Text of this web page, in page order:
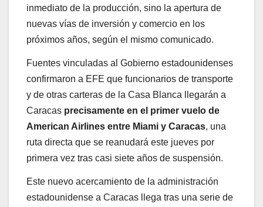
inmediato de la producción, sino la apertura de
nuevas vías de inversión y comercio en los
próximos años, según el mismo comunicado.
Fuentes vinculadas al Gobierno estadounidenses
confirmaron a EFE que funcionarios de transporte
y de otras carteras de la Casa Blanca llegarán a
Caracas precisamente en el primer vuelo de
American Airlines entre Miami y Caracas, una
ruta directa que se reanudará este jueves por
primera vez tras casi siete años de suspensión.
Este nuevo acercamiento de la administración
estadounidense a Caracas llega tras una serie de